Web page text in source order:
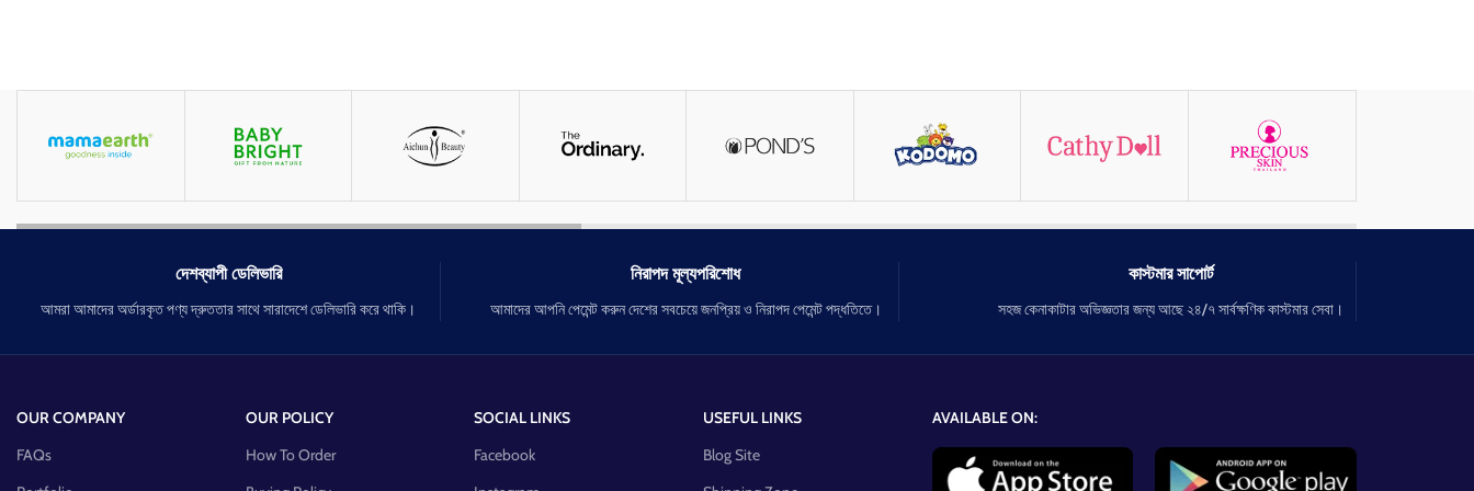
দেশব্যাপী ডেলিভারি
আমরা আমাদের অর্ডারকৃত পণ্য দ্রুততার সাথে সারাদেশে ডেলিভারি করে থাকি।
নিরাপদ মূল্যপরিশোধ
আমাদের আপনি পেমেন্ট করুন দেশের সবচেয়ে জনপ্রিয় ও নিরাপদ পেমেন্ট পদ্ধতিতে।
কাস্টমার সাপোর্ট
সহজ কেনাকাটার অভিজ্ঞতার জন্য আছে ২৪/৭ সার্বক্ষণিক কাস্টমার সেবা।
OUR COMPANY
FAQs
OUR POLICY
How To Order
SOCIAL LINKS
Facebook
USEFUL LINKS
Blog Site
AVAILABLE ON: